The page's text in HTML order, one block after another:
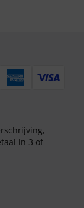
in 3 of